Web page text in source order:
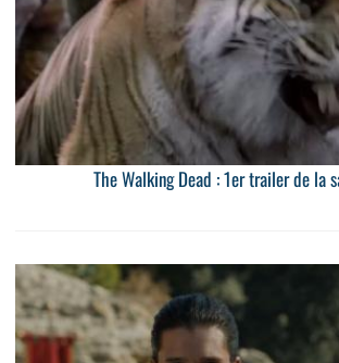
The Walking Dead : 1er trailer de la